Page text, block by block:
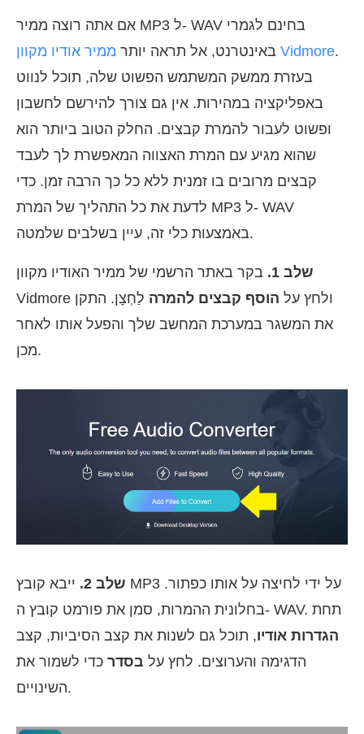
אם אתה רוצה ממיר MP3 ל- WAV בחינם לגמרי
באינטרנט, אל תראה יותר ממיר אודיו מקוון Vidmore.
בעזרת ממשק המשתמש הפשוט שלה, תוכל לנווט
באפליקציה במהירות. אין גם צורך להירשם לחשבון
ופשוט לעבור להמרת קבצים. החלק הטוב ביותר הוא
שהוא מגיע עם המרת האצווה המאפשרת לך לעבד
קבצים מרובים בו זמנית ללא כל כך הרבה זמן. כדי
לדעת את כל התהליך של המרת MP3 ל- WAV
באמצעות כלי זה, עיין בשלבים שלמטה.
שלב 1.
בקר באתר הרשמי של ממיר האודיו מקוון
Vidmore ולחץ על הוסף קבצים להמרה לַחְצָן. התקן
את המשגר במערכת המחשב שלך והפעל אותו לאחר
מכן.
שלב 2.
ייבא קובץ MP3 על ידי לחיצה על אותו כפתור.
בחלונית ההמרות, סמן את פורמט קובץ ה- WAV. תחת
הגדרות אודיו, תוכל גם לשנות את קצב הסיביות, קצב
הדגימה והערוצים. לחץ על בסדר כדי לשמור את
השינויים.